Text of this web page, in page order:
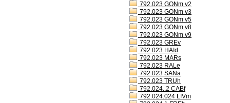
792.023 GONm v2
792.023 GONm v3
792.023 GONm v5
792.023 GONm v8
792.023 GONm v9
792.023 GREv
792.023 HAId
792.023 MARs
792.023 RALe
792.023 SANa
792.023 TRUh
792.024..2 CABf
792.024.024 LIVm